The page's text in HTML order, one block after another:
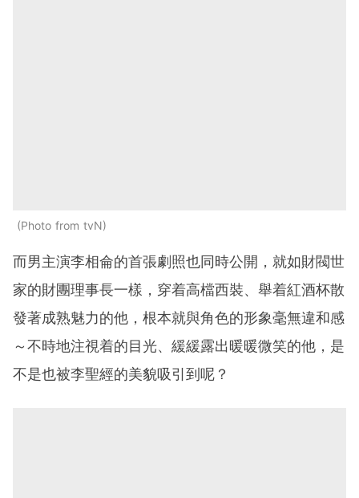
Photo from tvN
而男主演李相侖的首張劇照也同時公開，就如財閥世
家的財團理事長一樣，穿着高檔西裝、舉着紅酒杯散
發著成熟魅力的他，根本就與角色的形象毫無違和感
～不時地注視着的目光、緩緩露出暖暖微笑的他，是
不是也被李聖經的美貌吸引到呢？